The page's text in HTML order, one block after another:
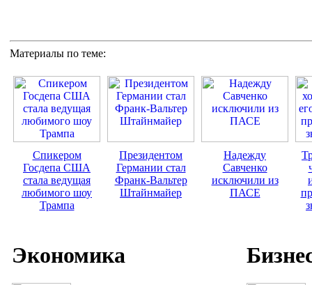
Материалы по теме:
Спикером
Госдепа США
стала ведущая
любимого шоу
Трампа
Президентом
Германии стал
Франк-Вальтер
Штайнмайер
Надежду
Савченко
исключили из
ПАСЕ
Экономика